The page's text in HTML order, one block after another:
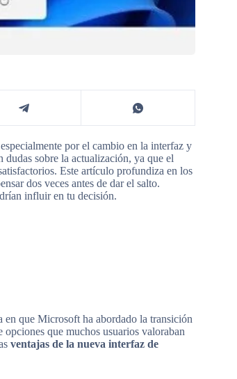
por el cambio en la interfaz y
dudas sobre la actualización, ya que el
Este artículo profundiza en los
dos veces antes de dar el salto.
influir en tu decisión.
que Microsoft ha abordado la transición
que muchos usuarios valoraban
ventajas de la nueva interfaz de